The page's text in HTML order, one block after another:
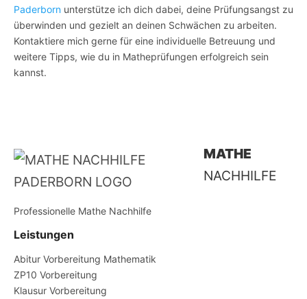
Paderborn unterstütze ich dich dabei, deine Prüfungsangst zu
überwinden und gezielt an deinen Schwächen zu arbeiten.
Kontaktiere mich gerne für eine individuelle Betreuung und
weitere Tipps, wie du in Matheprüfungen erfolgreich sein
kannst.
MATHE
NACHHILFE
Professionelle Mathe Nachhilfe
Leistungen
Abitur Vorbereitung Mathematik
ZP10 Vorbereitung
Klausur Vorbereitung